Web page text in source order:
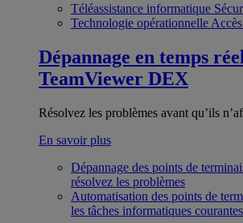
Téléassistance informatique
Technologie opérationnelle
Dépannage en temps réel
TeamViewer DEX
Résolvez les problèmes avant qu’ils
En savoir plus
Dépannage des points de
résolvez les problèmes
Automatisation des points de
les tâches informatiques courantes